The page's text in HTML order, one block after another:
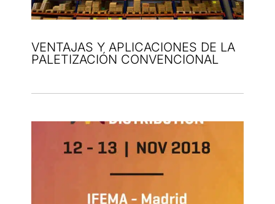
VENTAJAS Y APLICACIONES DE LA
PALETIZACIÓN CONVENCIONAL